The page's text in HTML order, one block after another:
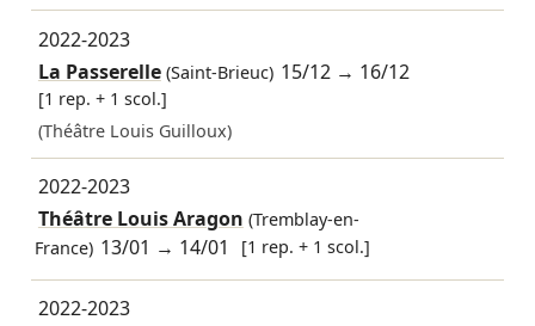
2022-2023
La Passerelle(Saint-Brieuc) 15/12 → 16/12
[1 rep. + 1 scol.]
(Théâtre Louis Guilloux)
2022-2023
Théâtre Louis Aragon (Tremblay-en-
France) 13/01 → 14/01 [1 rep. + 1 scol.]
2022-2023